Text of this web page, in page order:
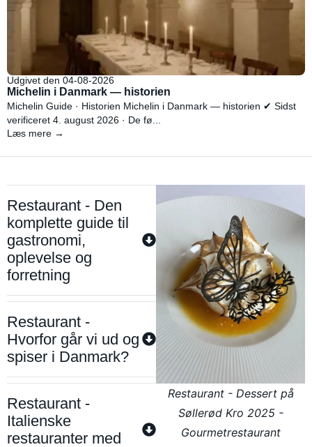
Udgivet den 04-08-2026
Michelin i Danmark — historien
Michelin Guide · Historien Michelin i Danmark — historien ✔ Sidst
verificeret 4. august 2026 · De fø...
Læs mere →
Restaurant - Den
komplette guide til
gastronomi,
oplevelse og
forretning
Restaurant -
Hvorfor går vi ud og
spiser i Danmark?
Restaurant -
Italienske
restauranter med
Restaurant - Dessert på
Søllerød Kro 2025 -
Gourmetrestaurant